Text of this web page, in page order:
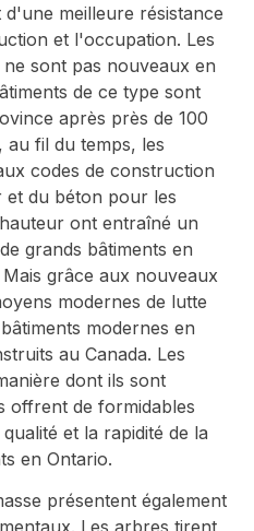
avec
et
de
la
bois et
meilleure résistance
et l'occupation. Les
sont pas nouveaux en
de ce type sont
après près de 100
au fil du temps, les
codes de construction
du béton pour les
ont entraîné un
grands bâtiments en
grâce aux nouveaux
modernes de lutte
modernes en
au Canada. Les
dont ils sont
offrent de formidables
et la rapidité de la
en Ontario.
présentent également
Les arbres tirent